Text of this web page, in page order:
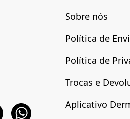
Sobre nós
Política de
Política de
Trocas e
Aplicativo